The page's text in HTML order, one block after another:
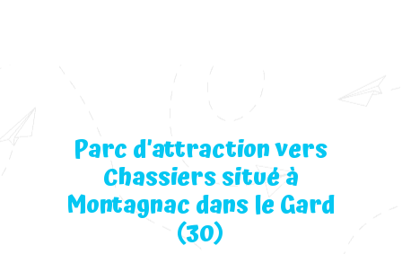
Parc d’attraction vers
Chassiers situé à
Montagnac dans le Gard
(30)